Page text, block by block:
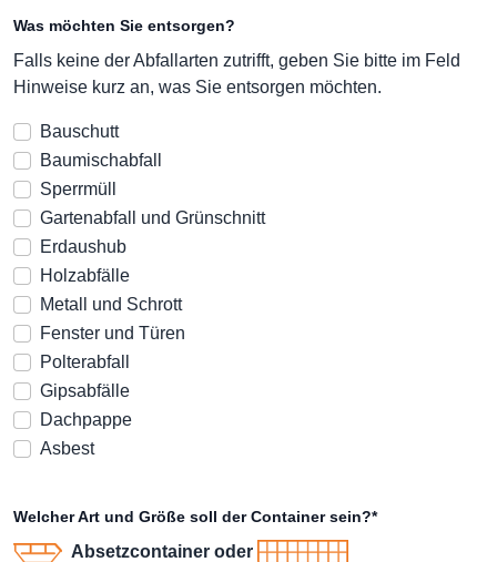
Was möchten Sie entsorgen?
Falls keine der Abfallarten zutrifft, geben Sie bitte im Feld
Hinweise kurz an, was Sie entsorgen möchten.
Bauschutt
Baumischabfall
Sperrmüll
Gartenabfall und Grünschnitt
Erdaushub
Holzabfälle
Metall und Schrott
Fenster und Türen
Polterabfall
Gipsabfälle
Dachpappe
Asbest
Welcher Art und Größe soll der Container sein?*
Absetzcontainer oder